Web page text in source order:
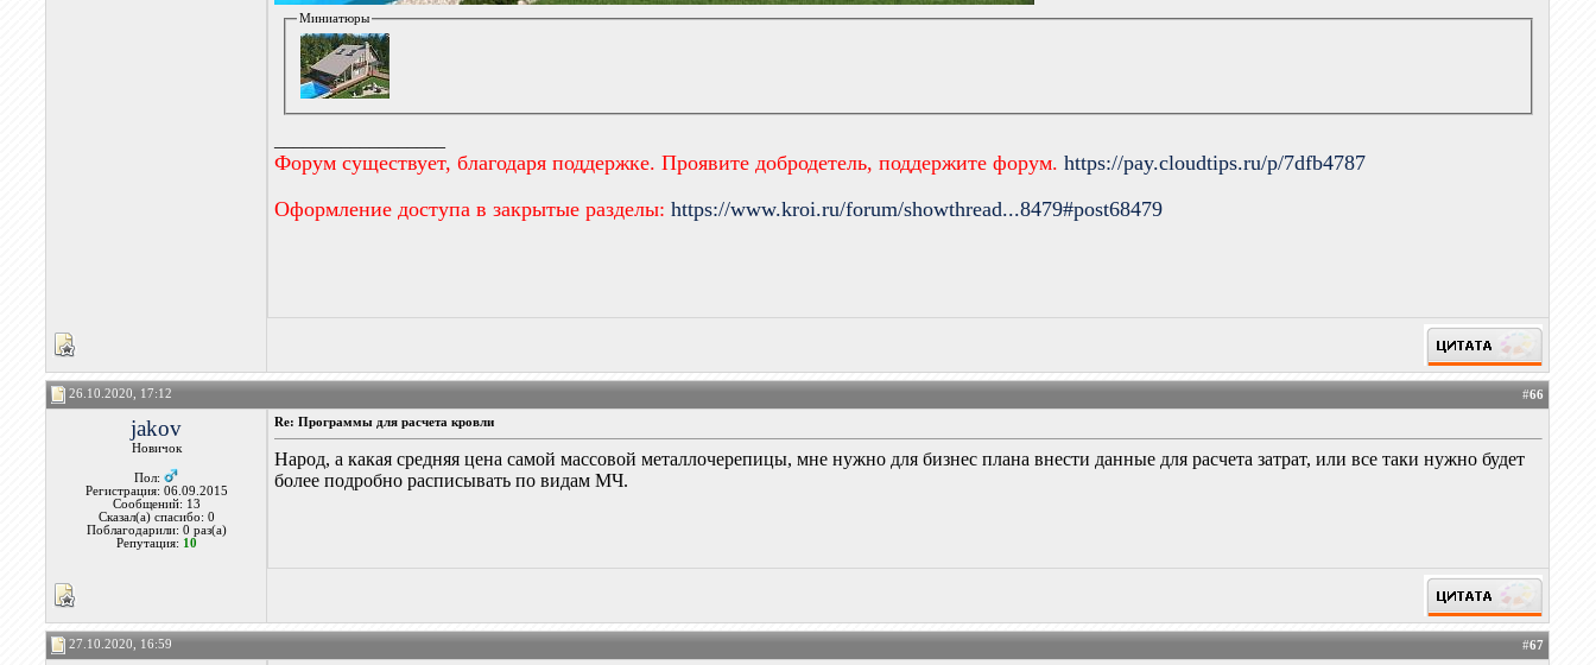
Миниатюры
Форум существует, благодаря поддержке. Проявите добродетель, поддержите форум.https://pay.cloudtips.ru/p/7dfb4787
Оформление доступа в закрытые разделы:https://www.kroi.ru/forum/showthread...8479#post68479
26.10.2020, 17:12 #66
jakov
Новичок
Пол:
Регистрация: 06.09.2015
Сообщений: 13
Сказал(а) спасибо: 0
Поблагодарили: 0 раз(а)
Репутация: 10
Re: Программы для расчета кровли
Народ, а какая средняя цена самой массовой металлочерепицы, мне нужно для бизнес плана внести данные для расчета затрат, или все таки нужно будет
более подробно расписывать по видам МЧ.
27.10.2020, 16:59 #67